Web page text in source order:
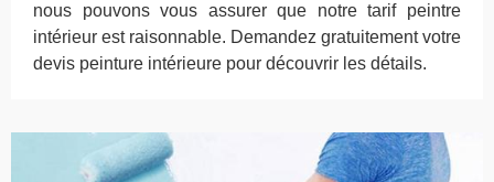
nous pouvons vous assurer que notre tarif peintre
intérieur est raisonnable. Demandez gratuitement votre
devis peinture intérieure pour découvrir les détails.